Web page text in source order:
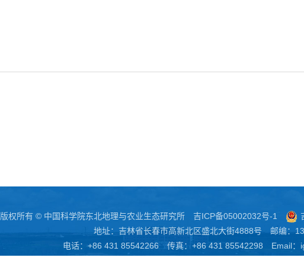
版权所有 © 中国科学院东北地理与农业生态研究所 吉ICP备05002032号-1
地址：吉林省长春市高新北区盛北大街4888号 邮编：
电话：+86 431 85542266 传真：+86 431 85542298 Email：